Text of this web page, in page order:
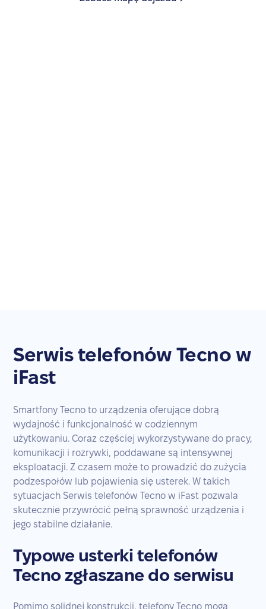
Serwis telefonów Tecno w
iFast
Smartfony Tecno to urządzenia oferujące dobrą
wydajność i funkcjonalność w codziennym
użytkowaniu. Coraz częściej wykorzystywane do pracy,
komunikacji i rozrywki, poddawane są intensywnej
eksploatacji. Z czasem może to prowadzić do zużycia
podzespołów lub pojawienia się usterek. W takich
sytuacjach Serwis telefonów Tecno w iFast pozwala
skutecznie przywrócić pełną sprawność urządzenia i
jego stabilne działanie.
Typowe usterki telefonów
Tecno zgłaszane do serwisu
Pomimo solidnej konstrukcji, telefony Tecno mogą